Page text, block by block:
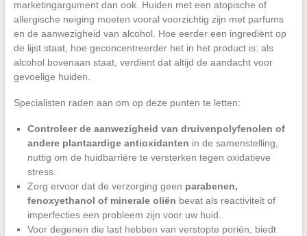
marketingargument dan ook. Huiden met een atopische of
allergische neiging moeten vooral voorzichtig zijn met parfums
en de aanwezigheid van alcohol. Hoe eerder een ingrediënt op
de lijst staat, hoe geconcentreerder het in het product is: als
alcohol bovenaan staat, verdient dat altijd de aandacht voor
gevoelige huiden.
Specialisten raden aan om op deze punten te letten:
Controleer de aanwezigheid van druivenpolyfenolen of
andere plantaardige antioxidanten in de samenstelling,
nuttig om de huidbarrière te versterken tegen oxidatieve
stress.
Zorg ervoor dat de verzorging geen parabenen,
fenoxyethanol of minerale oliën bevat als reactiviteit of
imperfecties een probleem zijn voor uw huid.
Voor degenen die last hebben van verstopte poriën, biedt